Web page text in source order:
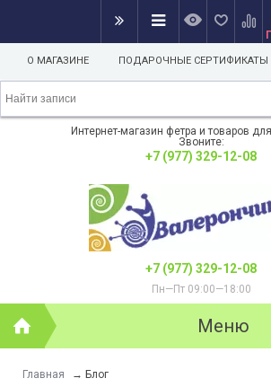
О МАГАЗИНЕ ПОДАРОЧНЫЕ СЕРТИФИКАТЫ
Интернет-магазин фетра и товаров
Звоните:
+7 (977) 329-12-08
+7 (977) 329-12-08
Пн—Пт 09:00—18:00
Меню
Главная → Блог